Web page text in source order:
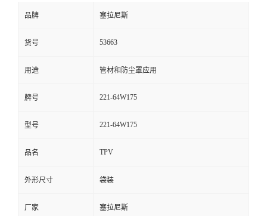
品牌 塞拉尼斯
货号 53663
用途 管材和防尘罩应用
牌号 221-64W175
型号 221-64W175
品名 TPV
外形尺寸 袋装
厂家 塞拉尼斯